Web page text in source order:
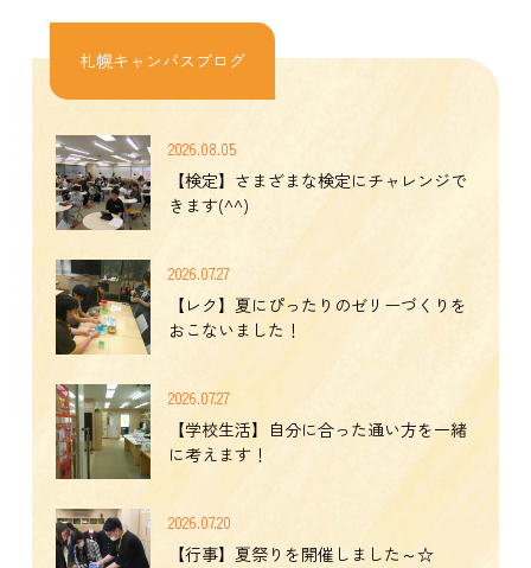
札幌キャンパスブログ
2026.08.05
【検定】さまざまな検定にチャレンジで
きます(^^)
2026.07.27
【レク】夏にぴったりのゼリーづくりを
おこないました！
2026.07.27
【学校生活】自分に合った通い方を一緒
に考えます！
2026.07.20
【行事】夏祭りを開催しました～☆